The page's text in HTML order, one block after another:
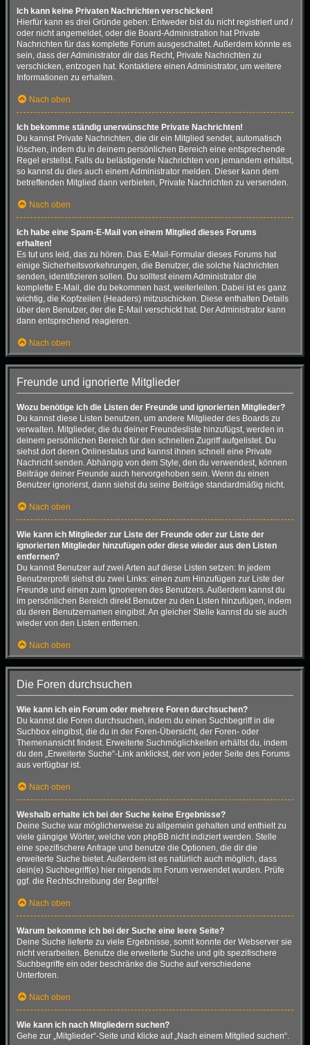
Ich kann keine Privaten Nachrichten verschicken!
Hierfür kann es drei Gründe geben: Entweder bist du nicht registriert und /
oder nicht angemeldet, oder die Board-Administration hat Private
Nachrichten für das komplette Forum ausgeschaltet. Außerdem könnte es
sein, dass der Administrator dir das Recht, Private Nachrichten zu
verschicken, entzogen hat. Kontaktiere einen Administrator, um weitere
Informationen zu erhalten.
Nach oben
Ich bekomme ständig unerwünschte Private Nachrichten!
Du kannst Private Nachrichten, die dir ein Mitglied sendet, automatisch
löschen, indem du in deinem persönlichen Bereich eine entsprechende
Regel erstellst. Falls du belästigende Nachrichten von jemandem erhältst,
so kannst du dies auch einem Administrator melden. Dieser kann dem
betreffenden Mitglied dann verbieten, Private Nachrichten zu versenden.
Nach oben
Ich habe eine Spam-E-Mail von einem Mitglied dieses Forums
erhalten!
Es tut uns leid, das zu hören. Das E-Mail-Formular dieses Forums hat
einige Sicherheitsvorkehrungen, die Benutzer, die solche Nachrichten
senden, identifizieren sollen. Du solltest einem Administrator die
komplette E-Mail, die du bekommen hast, weiterleiten. Dabei ist es ganz
wichtig, die Kopfzeilen (Headers) mitzuschicken. Diese enthalten Details
über den Benutzer, der die E-Mail verschickt hat. Der Administrator kann
dann entsprechend reagieren.
Nach oben
Freunde und ignorierte Mitglieder
Wozu benötige ich die Listen der Freunde und ignorierten Mitglieder?
Du kannst diese Listen benutzen, um andere Mitglieder des Boards zu
verwalten. Mitglieder, die du deiner Freundesliste hinzufügst, werden in
deinem persönlichen Bereich für den schnellen Zugriff aufgelistet. Du
siehst dort deren Onlinestatus und kannst ihnen schnell eine Private
Nachricht senden. Abhängig von dem Style, den du verwendest, können
Beiträge deiner Freunde auch hervorgehoben sein. Wenn du einen
Benutzer ignorierst, dann siehst du seine Beiträge standardmäßig nicht.
Nach oben
Wie kann ich Mitglieder zur Liste der Freunde oder zur Liste der
ignorierten Mitglieder hinzufügen oder diese wieder aus den Listen
entfernen?
Du kannst Benutzer auf zwei Arten auf diese Listen setzen: In jedem
Benutzerprofil siehst du zwei Links: einen zum Hinzufügen zur Liste der
Freunde und einen zum Ignorieren des Benutzers. Außerdem kannst du
im persönlichen Bereich direkt Benutzer zu den Listen hinzufügen, indem
du deren Benutzernamen eingibst. An gleicher Stelle kannst du sie auch
wieder von den Listen entfernen.
Nach oben
Die Foren durchsuchen
Wie kann ich ein Forum oder mehrere Foren durchsuchen?
Du kannst die Foren durchsuchen, indem du einen Suchbegriff in die
Suchbox eingibst, die du in der Foren-Übersicht, der Foren- oder
Themenansicht findest. Erweiterte Suchmöglichkeiten erhältst du, indem
du den „Erweiterte Suche“-Link anklickst, der von jeder Seite des Forums
aus verfügbar ist.
Nach oben
Weshalb erhalte ich bei der Suche keine Ergebnisse?
Deine Suche war möglicherweise zu allgemein gehalten und enthielt zu
viele gängige Wörter, welche von phpBB nicht indiziert werden. Stelle
eine spezifischere Anfrage und benutze die Optionen, die dir die
erweiterte Suche bietet. Außerdem ist es natürlich auch möglich, dass
dein(e) Suchbegriff(e) hier nirgends im Forum verwendet wurden. Prüfe
ggf. die Rechtschreibung der Begriffe!
Nach oben
Warum bekomme ich bei der Suche eine leere Seite?
Deine Suche lieferte zu viele Ergebnisse, somit konnte der Webserver sie
nicht verarbeiten. Benutze die erweiterte Suche und gib spezifischere
Suchbegriffe ein oder beschränke die Suche auf verschiedene
Unterforen.
Nach oben
Wie kann ich nach Mitgliedern suchen?
Gehe zur „Mitglieder“-Seite und klicke auf „Nach einem Mitglied suchen“.